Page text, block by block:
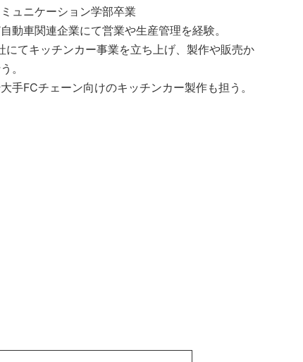
ュニケーション学部卒業
動車関連企業にて営業や生産管理を経験。
てキッチンカー事業を立ち上げ、製作や販売か
。
手FCチェーン向けのキッチンカー製作も担う。